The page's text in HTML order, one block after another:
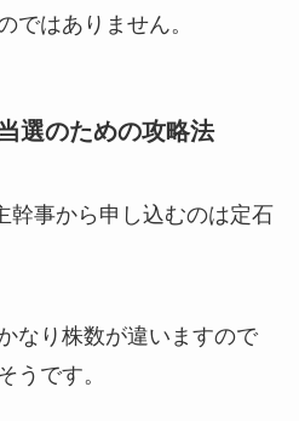
ではありません。
選のための攻略法
幹事から申し込むのは定石
なり株数が違いますので
うです。